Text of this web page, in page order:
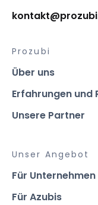
Prozubi
Über uns
Erfahrungen und
Unsere Partner
Unser Angebot
Für Unternehmen
Für Azubis